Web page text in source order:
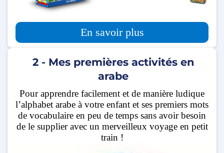
En savoir plus
2 - Mes premières activités en
arabe
Pour apprendre facilement et de manière ludique
l’alphabet arabe à votre enfant et ses premiers mots
de vocabulaire en peu de temps sans avoir besoin
de le supplier avec un merveilleux voyage en petit
train !